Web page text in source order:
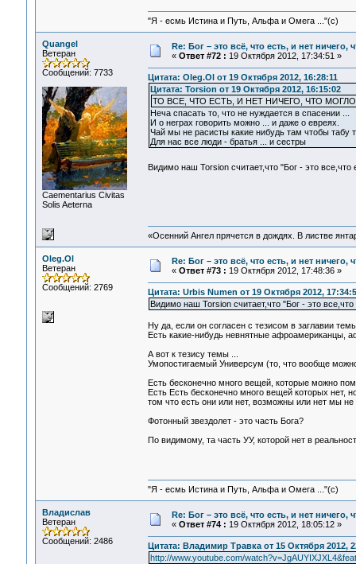
"Я - есмь Истина и Путь, Альфа и Омега ..."(с)
Quangel
Ветеран
Сообщений: 7733
Сaementarius Civitas
Solis Aeterna
Re: Бог – это всё, что есть, и нет
« Ответ #72 : 19 Октября 2012, 17:34:51 »
Цитата: Oleg.Ol от 19 Октября 2012, 16:28:11
Цитата: Torsion от 19 Октября 2012, 16:15:02
ТО ВСЕ, ЧТО ЕСТЬ, И НЕТ НИЧЕГО, ЧТО
Неча спасать то, что не нуждается в спасении ...
И о неграх говорить можно ... и даже о евреях.
Чай мы не расисты какие нибудь там чтобы табу
Для нас все люди - братья ... и сестры
Видимо наш Torsion считает,что "Бог - это
«Осенний Ангел прячется в дождях. В листве
Oleg.Ol
Ветеран
Сообщений: 2769
Re: Бог – это всё, что есть, и нет
« Ответ #73 : 19 Октября 2012, 17:48:36 »
Цитата: Urbis Numen от 19 Октября 2012,
Видимо наш Torsion считает,что "Бог - это
Ну да, если он согласен с тезисом в заглавии
Есть какие-нибудь невнятные афроамериканцы,
А вот к тезису темы ...
Умопостигаемый Универсум (то, что вообще
Есть бесконечно много вещей, которые можно
Есть Есть бесконечно много вещей которых
том что есть они или нет, возможны или нет мы не
Фотонный звездолет - это часть Бога?
По видимому, та часть УУ, которой нет в
"Я - есмь Истина и Путь, Альфа и Омега ..."(с)
Владислав
Ветеран
Сообщений: 2486
Re: Бог – это всё, что есть, и нет
« Ответ #74 : 19 Октября 2012, 18:05:12 »
Цитата: Владимир Травка от 15 Октября 2012,
http://www.youtube.com/